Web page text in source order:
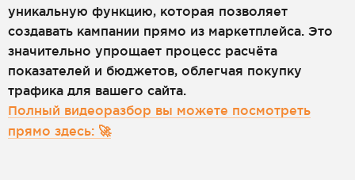
уникальную функцию, которая позволяет
создавать кампании прямо из маркетплейса. Это
значительно упрощает процесс расчёта
показателей и бюджетов, облегчая покупку
трафика для вашего сайта.
Полный видеоразбор вы можете посмотреть
прямо здесь: 🚀